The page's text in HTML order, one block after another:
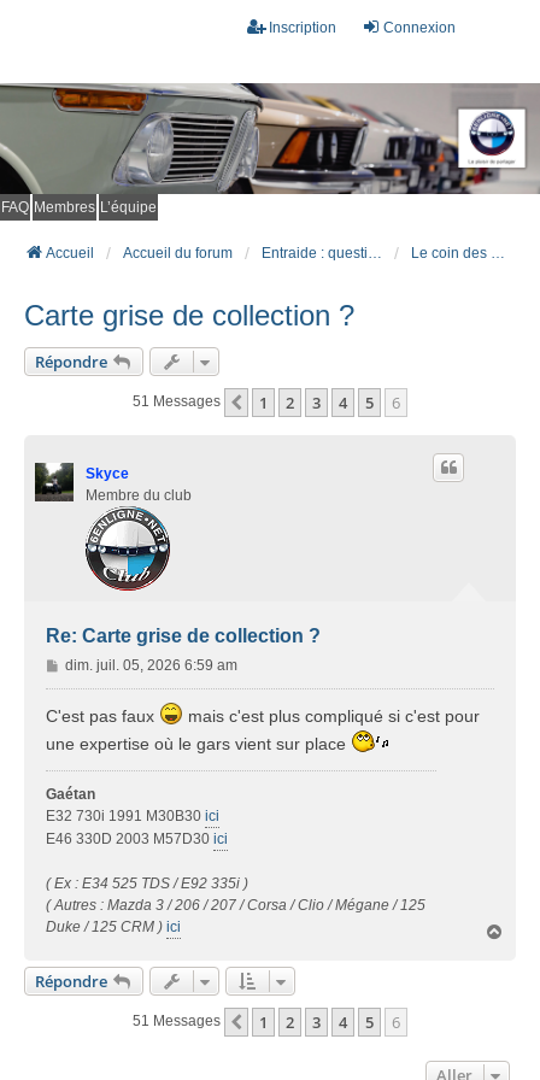
Connexion
Inscription
FAQ Membres L’équipe
Accueil Accueil du forum Entraide : questions techniques Le coin des vieux carbus (voiture d'avant 81 y compris E21 - E23)
Carte grise de collection ?
Répondre
51 Messages Précédent
1 2 3 4 5 6
Skyce
Membre du club
Re: Carte grise de collection ?
M
e
s
a
g
e
dim. juil. 05, 2026 6:59 am
C'est pas faux
mais c'est plus compliqué si c'est pour
une expertise où le gars vient sur place
Gaétan
E32 730i 1991 M30B30 ici
E46 330D 2003 M57D30 ici
( Ex : E34 525 TDS / E92 335i )
( Autres : Mazda 3 / 206 / 207 / Corsa / Clio / Mégane / 125
Duke / 125 CRM ) ici
Répondre
51 Messages Précédent
1 2 3 4 5 6
Aller